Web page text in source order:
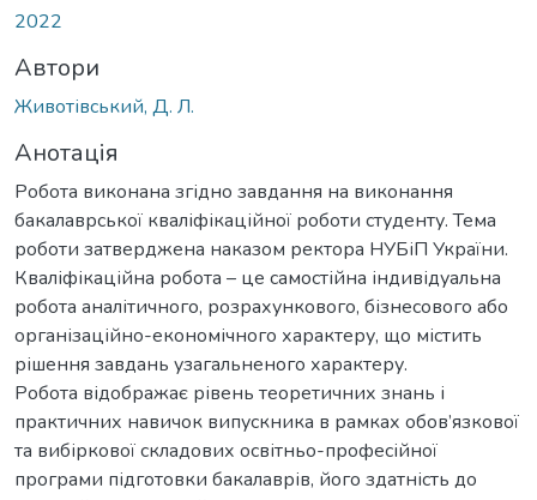
2022
Автори
Животівський, Д. Л.
Анотація
Робота виконана згідно завдання на виконання
бакалаврської кваліфікаційної роботи студенту. Тема
роботи затверджена наказом ректора НУБіП України.
Кваліфікаційна робота – це самостійна індивідуальна
робота аналітичного, розрахункового, бізнесового або
організаційно-економічного характеру, що містить
рішення завдань узагальненого характеру.
Робота відображає рівень теоретичних знань і
практичних навичок випускника в рамках обов’язкової
та вибіркової складових освітньо-професійної
програми підготовки бакалаврів, його здатність до